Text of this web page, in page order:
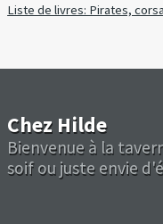
Liste de livres: Pirates,
Chez Hilde
Bienvenue à la
soif ou juste envie